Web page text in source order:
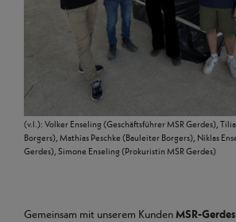
(v.l.): Volker Enseling (Geschäftsführer MSR Gerdes),
Borgers), Mathias Peschke (Bauleiter Borgers), Niklas
Gerdes), Simone Enseling (Prokuristin MSR Gerdes)
Gemeinsam mit unserem KundenMSR-